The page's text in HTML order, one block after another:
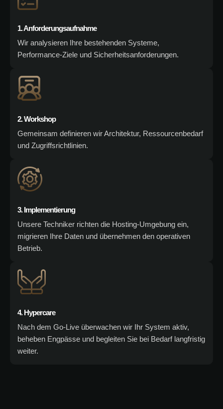
1. Anforderungsaufnahme
Wir analysieren Ihre bestehenden Systeme,
Performance-Ziele und Sicherheitsanforderungen.
2. Workshop
Gemeinsam definieren wir Architektur, Ressourcenbedarf
und Zugriffsrichtlinien.
3. Implementierung
Unsere Techniker richten die Hosting-Umgebung ein,
migrieren Ihre Daten und übernehmen den operativen
Betrieb.
4. Hypercare
Nach dem Go-Live überwachen wir Ihr System aktiv,
beheben Engpässe und begleiten Sie bei Bedarf langfristig
weiter.